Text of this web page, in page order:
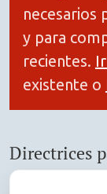
necesarios
y para
recientes.
existente o
Directrices